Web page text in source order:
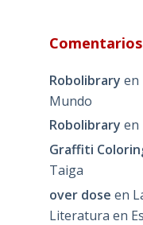
Robolibrary en
Mundo
Robolibrary en
Graffiti
Taiga
over dose en
Literatura en